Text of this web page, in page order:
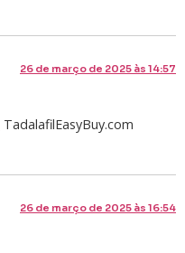
26 de março de 2025 às 14:57
TadalafilEasyBuy.com
26 de março de 2025 às 16:54